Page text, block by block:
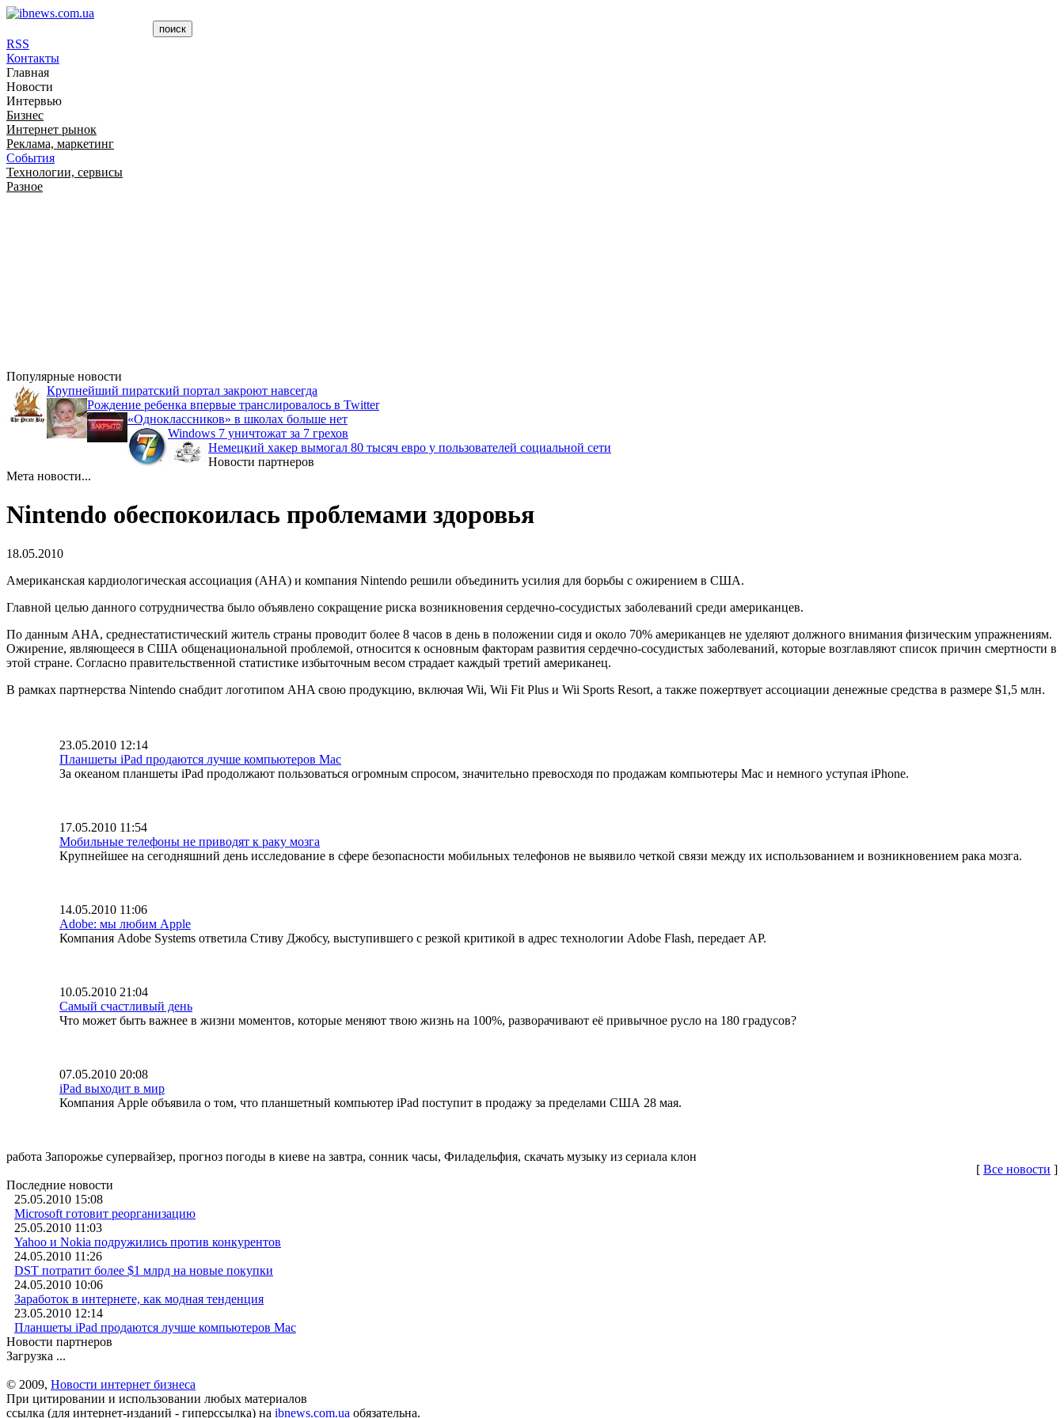
RSS
Контакты
Главная
Новости
Интервью
Бизнес
Интернет рынок
Реклама, маркетинг
События
Технологии, сервисы
Разное
Популярные новости
Крупнейший пиратский портал закроют навсегда
Рождение ребенка впервые транслировалось в Twitter
«Одноклассников» в школах больше нет
Windows 7 уничтожат за 7 грехов
Немецкий хакер вымогал 80 тысяч евро у пользователей социальной сети
Новости партнеров
Мета новости...
Nintendo обеспокоилась проблемами здоровья
18.05.2010
Американская кардиологическая ассоциация (AHA) и компания Nintendo решили объединить усилия для борьбы с ожирением в США.
Главной целью данного сотрудничества было объявлено сокращение риска возникновения сердечно-сосудистых заболеваний среди американцев.
По данным АНА, среднестатистический житель страны проводит более 8 часов в день в положении сидя и около 70% американцев не уделяют должного внимания физическим упражнениям.
Ожирение, являющееся в США общенациональной проблемой, относится к основным факторам развития сердечно-сосудистых заболеваний, которые возглавляют список причин смертности в
этой стране. Согласно правительственной статистике избыточным весом страдает каждый третий американец.
В рамках партнерства Nintendo снабдит логотипом AHA свою продукцию, включая Wii, Wii Fit Plus и Wii Sports Resort, а также пожертвует ассоциации денежные средства в размере $1,5 млн.
23.05.2010 12:14
Планшеты iPad продаются лучше компьютеров Mac
За океаном планшеты iPad продолжают пользоваться огромным спросом, значительно превосходя по продажам компьютеры Mac и немного уступая iPhone.
17.05.2010 11:54
Мобильные телефоны не приводят к раку мозга
Крупнейшее на сегодняшний день исследование в сфере безопасности мобильных телефонов не выявило четкой связи между их использованием и возникновением рака мозга.
14.05.2010 11:06
Adobe: мы любим Apple
Компания Adobe Systems ответила Стиву Джобсу, выступившего с резкой критикой в адрес технологии Adobe Flash, передает АР.
10.05.2010 21:04
Самый счастливый день
Что может быть важнее в жизни моментов, которые меняют твою жизнь на 100%, разворачивают её привычное русло на 180 градусов?
07.05.2010 20:08
iPad выходит в мир
Компания Apple объявила о том, что планшетный компьютер iPad поступит в продажу за пределами США 28 мая.
[ Все новости ]
работа Запорожье супервайзер, прогноз погоды в киеве на завтра, сонник часы, Филадельфия, скачать музыку из сериала клон
Последние новости
25.05.2010 15:08
Microsoft готовит реорганизацию
25.05.2010 11:03
Yahoo и Nokia подружились против конкурентов
24.05.2010 11:26
DST потратит более $1 млрд на новые покупки
24.05.2010 10:06
Заработок в интернете, как модная тенденция
23.05.2010 12:14
Планшеты iPad продаются лучше компьютеров Mac
Новости партнеров
Загрузка ...
© 2009, Новости интернет бизнеса
При цитировании и использовании любых материалов
ссылка (для интернет-изданий - гиперссылка) на ibnews.com.ua обязательна.